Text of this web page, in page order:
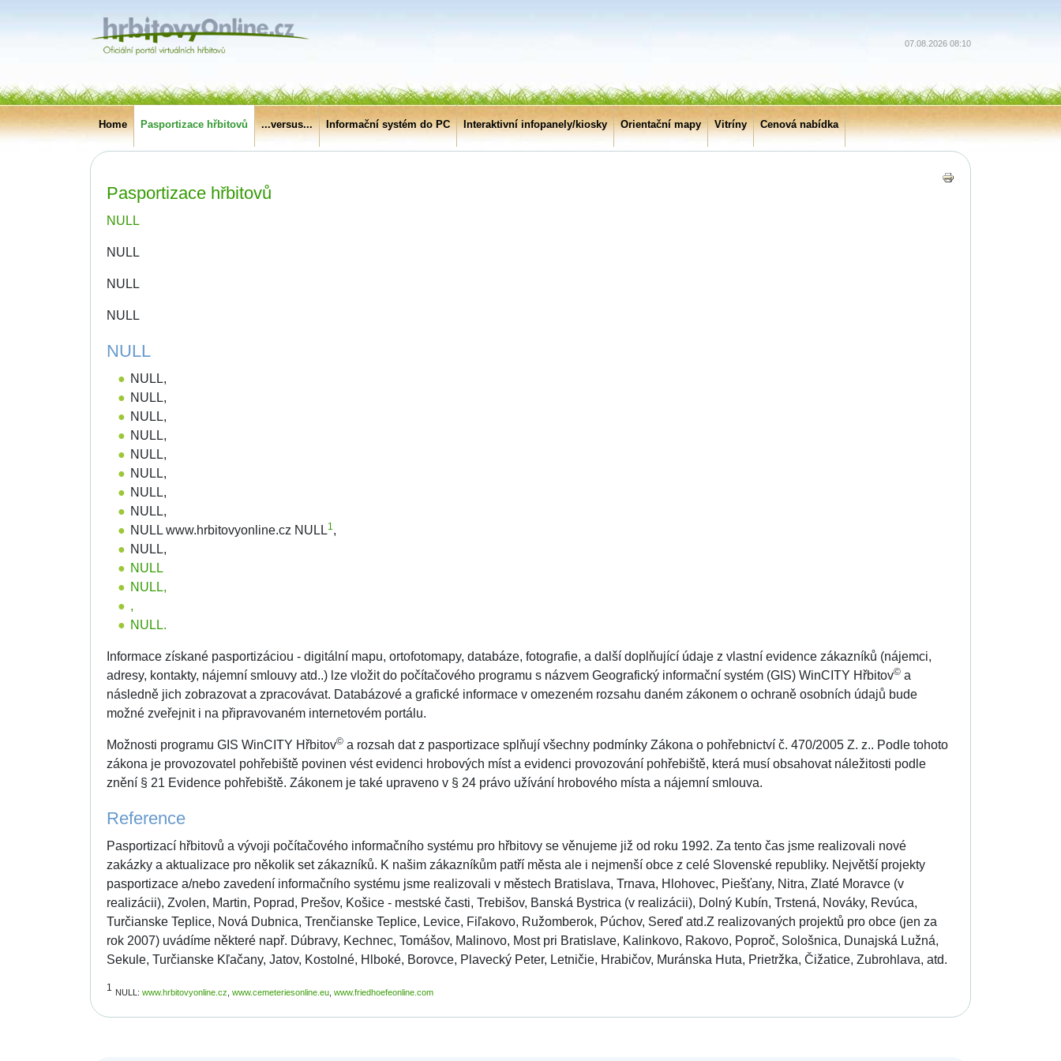
07.08.2026 08:10
Home Pasportizace hřbitovů ...versus... Informační systém do PC Interaktivní infopanely/kiosky Orientační mapy Vitríny Cenová nabídka
Pasportizace hřbitovů
NULL
NULL
NULL
NULL
NULL
NULL,
NULL,
NULL,
NULL,
NULL,
NULL,
NULL,
NULL,
NULL www.hrbitovyonline.cz NULL1,
NULL,
NULL
NULL,
,
NULL.
Informace získané pasportizáciou - digitální mapu, ortofotomapy, databáze, fotografie, a další doplňující údaje z vlastní evidence zákazníků (nájemci,
adresy, kontakty, nájemní smlouvy atd..) lze vložit do počítačového programu s názvem Geografický informační systém (GIS) WinCITY Hřbitov© a
následně jich zobrazovat a zpracovávat. Databázové a grafické informace v omezeném rozsahu daném zákonem o ochraně osobních údajů bude
možné zveřejnit i na připravovaném internetovém portálu.
Možnosti programu GIS WinCITY Hřbitov© a rozsah dat z pasportizace splňují všechny podmínky Zákona o pohřebnictví č. 470/2005 Z. z.. Podle tohoto
zákona je provozovatel pohřebiště povinen vést evidenci hrobových míst a evidenci provozování pohřebiště, která musí obsahovat náležitosti podle
znění § 21 Evidence pohřebiště. Zákonem je také upraveno v § 24 právo užívání hrobového místa a nájemní smlouva.
Reference
Pasportizací hřbitovů a vývoji počítačového informačního systému pro hřbitovy se věnujeme již od roku 1992. Za tento čas jsme realizovali nové
zakázky a aktualizace pro několik set zákazníků. K našim zákazníkům patří města ale i nejmenší obce z celé Slovenské republiky. Největší projekty
pasportizace a/nebo zavedení informačního systému jsme realizovali v městech Bratislava, Trnava, Hlohovec, Piešťany, Nitra, Zlaté Moravce (v
realizácii), Zvolen, Martin, Poprad, Prešov, Košice - mestské časti, Trebišov, Banská Bystrica (v realizácii), Dolný Kubín, Trstená, Nováky, Revúca,
Turčianske Teplice, Nová Dubnica, Trenčianske Teplice, Levice, Fiľakovo, Ružomberok, Púchov, Sereď atd.Z realizovaných projektů pro obce (jen za
rok 2007) uvádíme některé např. Dúbravy, Kechnec, Tomášov, Malinovo, Most pri Bratislave, Kalinkovo, Rakovo, Poproč, Sološnica, Dunajská Lužná,
Sekule, Turčianske Kľačany, Jatov, Kostolné, Hlboké, Borovce, Plavecký Peter, Letničie, Hrabičov, Muránska Huta, Prietržka, Čižatice, Zubrohlava, atd.
1 NULL: www.hrbitovyonline.cz www.cemeteriesonline.eu www.friedhoefeonline.com